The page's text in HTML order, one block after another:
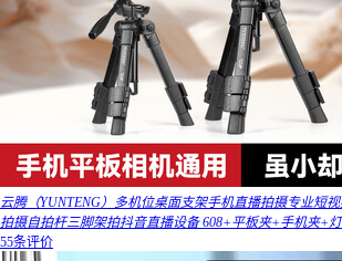
云腾（YUNTENG）多机位桌面支架手机直播拍摄专业短
拍摄自拍杆三脚架拍抖音直播设备 608+平板夹+手机夹+灯
55条评价